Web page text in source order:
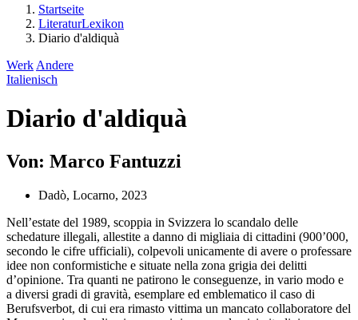
Startseite
LiteraturLexikon
Diario d'aldiquà
Werk Andere
Italienisch
Diario d'aldiquà
Von: Marco Fantuzzi
Dadò, Locarno, 2023
Nell’estate del 1989, scoppia in Svizzera lo scandalo delle
schedature illegali, allestite a danno di migliaia di cittadini (900’000,
secondo le cifre ufficiali), colpevoli unicamente di avere o professare
idee non conformistiche e situate nella zona grigia dei delitti
d’opinione. Tra quanti ne patirono le conseguenze, in vario modo e
a diversi gradi di gravità, esemplare ed emblematico il caso di
Berufsverbot, di cui era rimasto vittima un mancato collaboratore del